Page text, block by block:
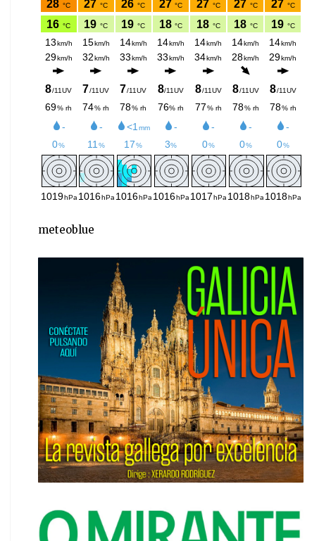
meteoblue